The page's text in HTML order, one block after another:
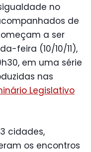
no
de
a ser
feira (10/10/11),
em uma série
nas
Legislativo
cidades,
os encontros